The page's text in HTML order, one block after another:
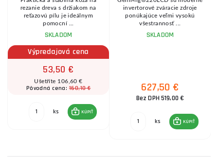
rezanie dreva s držiakom na
reťazovú pílu je ideálnym
pomocní ...
SKLADOM
Výpredajová cena
53,50 €
Ušetříte 106,60 €
Pôvodná cena:160,10 €
ks KÚPIŤ
invertorové zváracie zdroje
ponúkajúce veľmi vysokú
všestrannosť ...
SKLADOM
627,50 €
Bez DPH 519,00 €
ks KÚPIŤ